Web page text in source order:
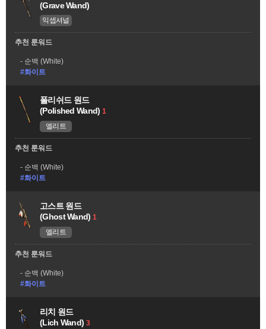
(Grave Wand)
익셉셔널
추천 룬워드
순백 (White)
#화이트
폴리쉬드 원드
(Polished Wand) 1
엘리트
추천 룬워드
순백 (White)
#화이트
고스트 원드
(Ghost Wand) 1
엘리트
추천 룬워드
순백 (White)
#화이트
리치 원드
(Lich Wand) 3